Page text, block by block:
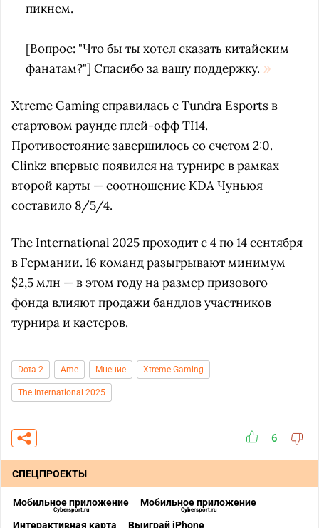
пикнем.
[Вопрос: "Что бы ты хотел сказать китайским
фанатам?"] Спасибо за вашу поддержку.
Xtreme Gaming справилась с Tundra Esports в
стартовом раунде плей-офф TI14.
Противостояние завершилось со счетом 2:0.
Clinkz впервые появился на турнире в рамках
второй карты — соотношение KDA Чуньюя
составило 8/5/4.
The International 2025 проходит с 4 по 14 сентября
в Германии. 16 команд разыгрывают минимум
$2,5 млн — в этом году на размер призового
фонда влияют продажи бандлов участников
турнира и кастеров.
Dota 2 Ame Мнение Xtreme Gaming
The International 2025
6
СПЕЦПРОЕКТЫ
Мобильное приложение
Cybersport.ru
Мобильное приложение
Cybersport.ru
Интерактивная карта Выиграй iPhone